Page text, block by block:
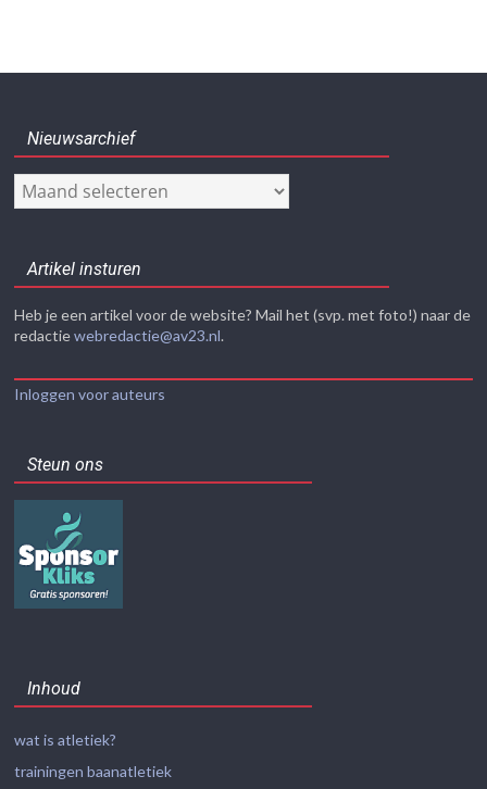
Nieuwsarchief
Nieuwsarchief
Artikel insturen
Heb je een artikel voor de website? Mail het (svp. met foto!) naar de
redactiewebredactie@av23.nl.
Inloggen voor auteurs
Steun ons
Inhoud
wat is atletiek?
trainingen baanatletiek